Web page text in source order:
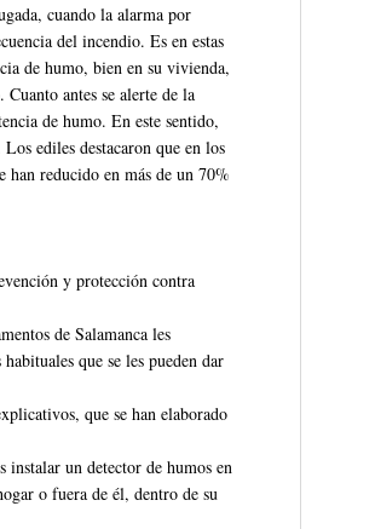
cuando la alarma por
del incendio. Es en estas
de humo, bien en su vivienda,
antes se alerte de la
de humo. En este sentido,
ediles destacaron que en los
han reducido en más de un 70%
y protección contra
de Salamanca les
que se les pueden dar
que se han elaborado
instalar un detector de humos en
o fuera de él, dentro de su